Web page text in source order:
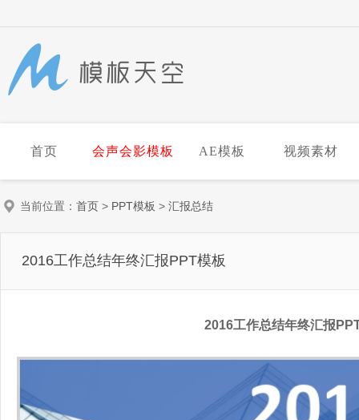
首页 会声会影模板 AE模板 视频素材
当前位置： 首页 > PPT模板 > 汇报总结
2016工作总结年终汇报PPT模板
2016工作总结年终汇报